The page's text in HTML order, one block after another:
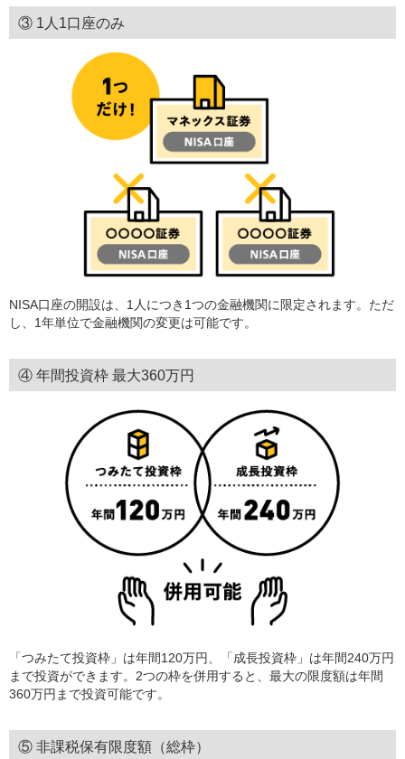
③ 1人1口座のみ
NISA口座の開設は、1人につき1つの金融機関に限定されます。ただ
し、1年単位で金融機関の変更は可能です。
④ 年間投資枠 最大360万円
「つみたて投資枠」は年間120万円、「成長投資枠」は年間240万円
まで投資ができます。2つの枠を併用すると、最大の限度額は年間
360万円まで投資可能です。
⑤ 非課税保有限度額（総枠）